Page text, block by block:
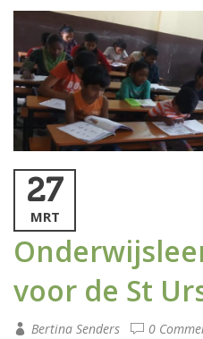
27
MRT
voor de St
Bertina Senders 0